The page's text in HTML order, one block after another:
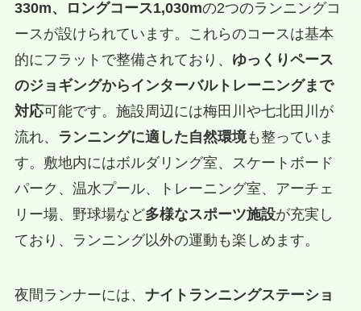
330m、ロングコース1,030mの2つのランニングコ
ースが設けられています。これらのコースは基本
的にフラットで整備されており、 ゆっくりペース
のジョギングからインターバルトレーニングまで
対応可能です。施設周辺には梅田川や七北田川が
流れ、
ランニングに適した自然環境も整っていま
す。敷地内にはボルダリング室、スケートボード
パーク、温水プール、トレーニング室、アーチェ
リー場、野球場など多様なスポーツ施設が充実し
ており、ランニング以外の運動も楽しめます。
夜間ランナーには、 ナイトランニングステーショ